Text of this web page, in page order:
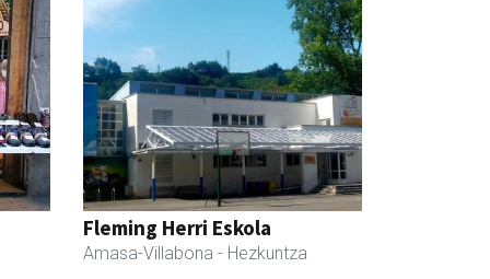
Fleming Herri Eskola
Amasa-Villabona - Hezkuntza